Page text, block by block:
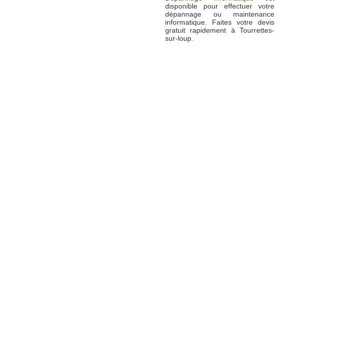
disponible pour effectuer votre
dépannage ou maintenance
informatique. Faites votre devis
gratuit rapidement à Tourrettes-
sur-loup.